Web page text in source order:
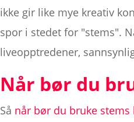
ikke gir like mye kreativ
spor i stedet for "stems".
liveopptredener,
Når bør du
Så når bør du bruke